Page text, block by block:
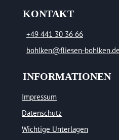
KONTAKT
+49 441 30 36 66
bohlken@fliesen-bohlken.de
INFORMATIONEN
Impressum
Datenschutz
Wichtige Unterlagen